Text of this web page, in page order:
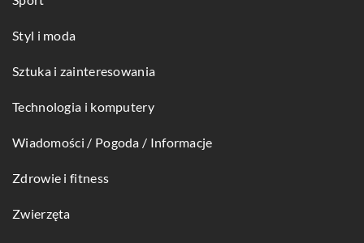
Styl i moda
Sztuka i zainteresowania
Technologia i komputery
Wiadomości / Pogoda / Informacje
Zdrowie i fitness
Zwierzęta